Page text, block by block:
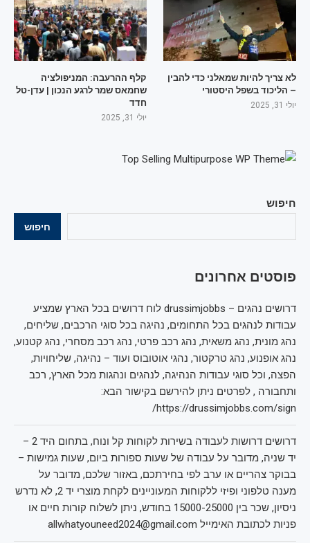
חיפוש
חיפוש
פוסטים אחרונים
דרושים נהגים – drussimjobbs לוח דרושים בכל הארץ שמציע
עבודות לנהגים בכל התחומים, נהיגה בכל סוגי הרכבים, שליחים,
נהג מונית, נהג משאית, נהג רכב פרטי, נהג רכב מסחרי, נהג קטנוע,
נהג אופנוע, נהג טרקטור, נהגי אוטובוס ועוד – נהיגה, שליחויות,
הפצה, וכל סוגי עבודות הנהיגה, לנהגים ונהגות מכל הארץ, רכב
ותחבורה , לפרטים ניתן להירשם בקישור הבא:
https://drussimjobbs.com/sign/
דרושים דרושות לעבודה בשירות לקוחות קל ונוח, בתחום היד 2 –
יד שניה, מדובר על עבודה של שעות ספורות ביום, שעות גמישות –
בבוקר צהריים או ערב לפי בחירתכם, באזור שלכם, מדובר על
מענה טלפוני ופיזי ללקוחות המעוניינים לקחת מוצרי יד 2, לא נדרש
ניסיון, שכר בין 15000-25000 בחודש, ניתן לשלוח קורות חיים או
פניות לכתובת האימייל allwhatyouneed2024@gmail.com
לא צריך להיות שמאלני כדי להבין
– הליכוד בשפל היסטורי
יולי 31, 2025
קלף ההרעבה: המניפולציה
שחמאס שמר לרגע הנכון | עדן-טל
חדד
יולי 31, 2025